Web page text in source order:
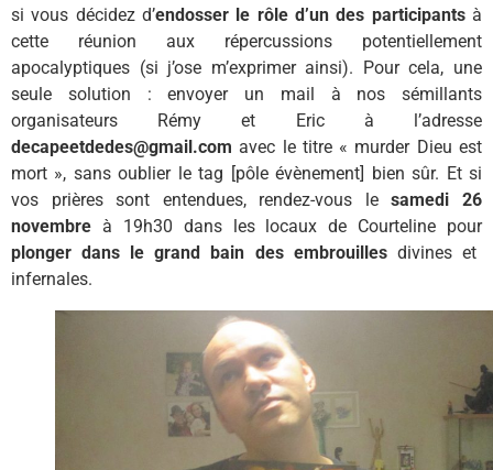
si vous décidez d’endosser le rôle d’un des participantsà
cette réunion aux répercussions potentiellement
apocalyptiques (si j’ose m’exprimer ainsi). Pour cela, une
seule solution : envoyer un mail à nos sémillants
organisateurs Rémy et Eric à l’adresse
decapeetdedes@gmail.com avec le titre « murder Dieu est
mort », sans oublier le tag [pôle évènement] bien sûr. Et si
vos prières sont entendues, rendez-vous lesamedi 26
novembre à 19h30 dans les locaux de Courteline pour
plonger dans le grand bain des embrouillesdivines et
infernales.